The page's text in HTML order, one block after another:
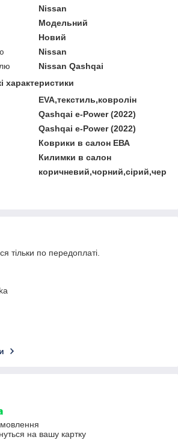
Nissan
Модельний
Новий
Nissan
Nissan Qashqai
характеристики
EVA,текстиль,ковролін
Qashqai e-Power (2022)
Qashqai e-Power (2022)
Коврики в салон ЕВА
Килимки в салон
тільки по передоплаті.
на вашу картку